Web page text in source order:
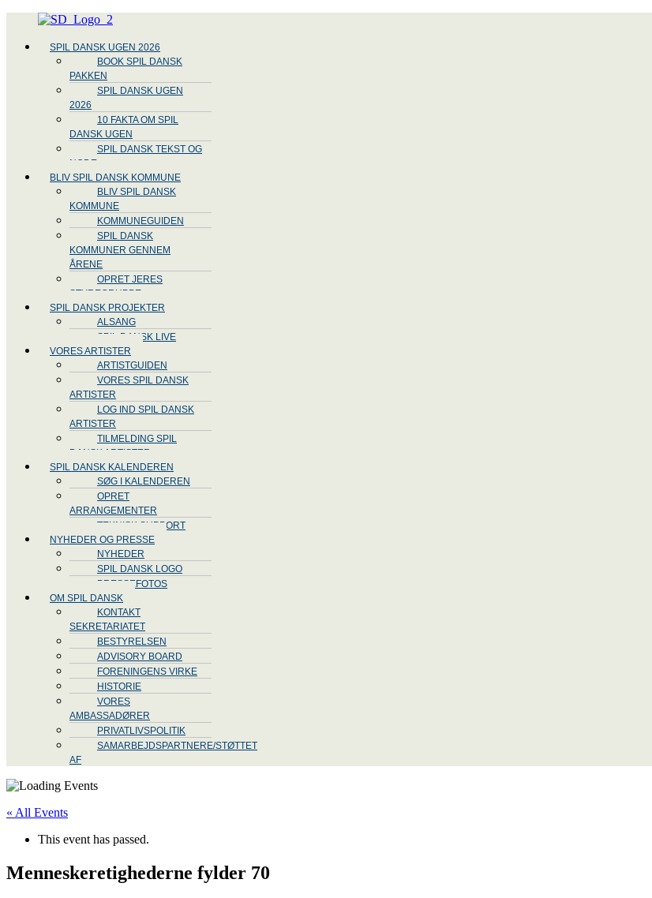
Menu
SPIL DANSK UGEN 2026
BOOK SPIL DANSK
PAKKEN
SPIL DANSK UGEN
2026
10 FAKTA OM SPIL
DANSK UGEN
SPIL DANSK TEKST OG
NODE
BLIV SPIL DANSK KOMMUNE
BLIV SPIL DANSK
KOMMUNE
KOMMUNEGUIDEN
SPIL DANSK
KOMMUNER GENNEM
ÅRENE
OPRET JERES
STYREGRUPPE
SPIL DANSK PROJEKTER
ALSANG
SPIL DANSK LIVE
VORES ARTISTER
ARTISTGUIDEN
VORES SPIL DANSK
ARTISTER
LOG IND SPIL DANSK
ARTISTER
TILMELDING SPIL
DANSK ARTISTER
SPIL DANSK KALENDEREN
SØG I KALENDEREN
OPRET
ARRANGEMENTER
TEKNISK SUPPORT
NYHEDER OG PRESSE
NYHEDER
SPIL DANSK LOGO
PRESSEFOTOS
OM SPIL DANSK
KONTAKT
SEKRETARIATET
BESTYRELSEN
ADVISORY BOARD
FORENINGENS VIRKE
HISTORIE
VORES
AMBASSADØRER
PRIVATLIVSPOLITIK
SAMARBEJDSPARTNERE/STØTTET
AF
« All Events
This event has passed.
Menneskeretighederne fylder 70